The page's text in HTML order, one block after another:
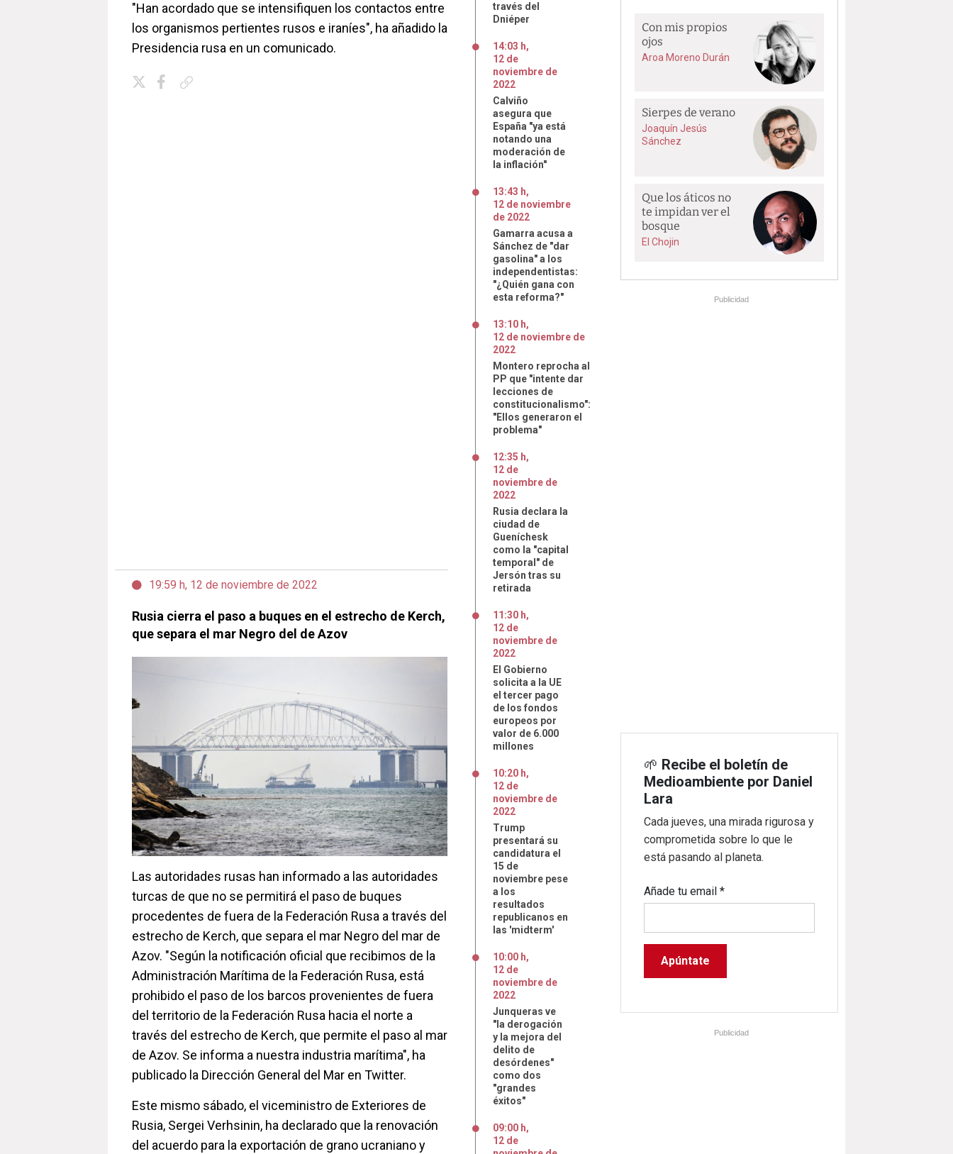
"Han acordado que se intensifiquen los contactos entre
los organismos pertientes rusos e iraníes", ha añadido la
Presidencia rusa en un comunicado.
19:59 h, 12 de noviembre de 2022
Rusia cierra el paso a buques en el estrecho de Kerch,
que separa el mar Negro del de Azov
Las autoridades rusas han informado a las autoridades
turcas de que no se permitirá el paso de buques
procedentes de fuera de la Federación Rusa a través del
estrecho de Kerch, que separa el mar Negro del mar de
Azov. "Según la notificación oficial que recibimos de la
Administración Marítima de la Federación Rusa, está
prohibido el paso de los barcos provenientes de fuera
del territorio de la Federación Rusa hacia el norte a
través del estrecho de Kerch, que permite el paso al mar
de Azov. Se informa a nuestra industria marítima", ha
publicado la Dirección General del Mar en Twitter.
Este mismo sábado, el viceministro de Exteriores de
Rusia, Sergei Verhsinin, ha declarado que la renovación
del acuerdo para la exportación de grano ucraniano y
través del
Dniéper
14:03 h,
12 de
noviembre de
2022
Calviño
asegura que
España "ya está
notando una
moderación de
la inflación"
13:43 h,
12 de noviembre
de 2022
Gamarra acusa a
Sánchez de "dar
gasolina" a los
independentistas:
"¿Quién gana con
esta reforma?"
13:10 h,
12 de noviembre de
2022
Montero reprocha al
PP que "intente dar
lecciones de
constitucionalismo":
"Ellos generaron el
problema"
12:35 h,
12 de
noviembre de
2022
Rusia declara la
ciudad de
Gueníchesk
como la "capital
temporal" de
Jersón tras su
retirada
11:30 h,
12 de
noviembre de
2022
El Gobierno
solicita a la UE
el tercer pago
de los fondos
europeos por
valor de 6.000
millones
10:20 h,
12 de
noviembre de
2022
Trump
presentará su
candidatura el
15 de
noviembre pese
a los
resultados
republicanos en
las 'midterm'
10:00 h,
12 de
noviembre de
2022
Junqueras ve
"la derogación
y la mejora del
delito de
desórdenes"
como dos
"grandes
éxitos"
09:00 h,
12 de
Con mis propios
ojos
Aroa Moreno Durán
Sierpes de verano
Joaquín Jesús
Sánchez
Que los áticos no
te impidan ver el
bosque
El Chojin
Publicidad
🌱 Recibe el boletín de
Medioambiente por Daniel
Lara
Cada jueves, una mirada rigurosa y
comprometida sobre lo que le
está pasando al planeta.
Añade tu email*
Publicidad